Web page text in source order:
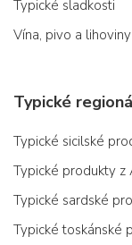
Typické sladkosti
Vína, pivo a lihoviny
Typické
Typické sicilské
Typické produkty z
Typické sardské
Typické toskánské